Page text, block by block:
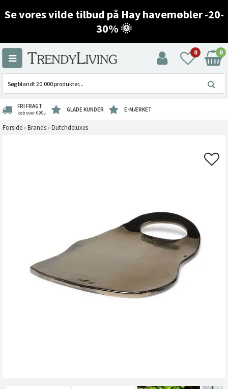
Se vores vilde tilbud på Hay havemøbler -20-
30% 🌞
0 0
FRI FRAGT
køb over 699,- GLADE KUNDER E-MÆRKET
Forside › Brands › Dutchdeluxes